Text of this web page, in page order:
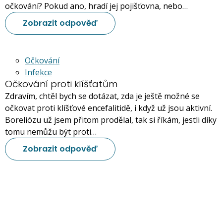
očkování? Pokud ano, hradí jej pojišťovna, nebo…
Zobrazit odpověď
Očkování
Infekce
Očkování proti klíšťatům
Zdravím, chtěl bych se dotázat, zda je ještě možné se
očkovat proti klíšťové encefalitidě, i když už jsou aktivní.
Boreliózu už jsem přitom prodělal, tak si říkám, jestli díky
tomu nemůžu být proti…
Zobrazit odpověď